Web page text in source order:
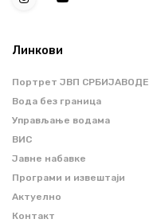
Линкови
Портрет ЈВП СРБИЈАВОДЕ
Вода без граница
Управљање водама
ВИС
Јавне набавке
Програми и извештаји
Актуелно
Контакт